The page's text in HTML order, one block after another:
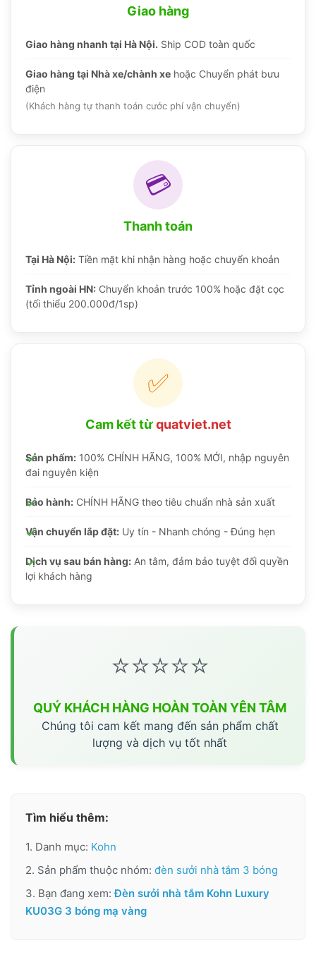
Giao hàng
Giao hàng nhanh tại Hà Nội. Ship COD toàn quốc
Giao hàng tại Nhà xe/chành xe hoặc Chuyển phát bưu
điện
(Khách hàng tự thanh toán cước phí vận chuyển)
💳
Thanh toán
Tại Hà Nội: Tiền mặt khi nhận hàng hoặc chuyển khoản
Tỉnh ngoài HN: Chuyển khoản trước 100% hoặc đặt cọc
(tối thiểu 200.000đ/1sp)
✅
Cam kết từquatviet.net
Sản phẩm: 100% CHÍNH HÃNG, 100% MỚI, nhập nguyên
đai nguyên kiện
Bảo hành: CHÍNH HÃNG theo tiêu chuẩn nhà sản xuất
Vận chuyển lắp đặt: Uy tín - Nhanh chóng - Đúng hẹn
Dịch vụ sau bán hàng: An tâm, đảm bảo tuyệt đối quyền
lợi khách hàng
⭐⭐⭐⭐⭐
QUÝ KHÁCH HÀNG HOÀN TOÀN YÊN TÂM
Chúng tôi cam kết mang đến sản phẩm chất
lượng và dịch vụ tốt nhất
Tìm hiểu thêm:
1. Danh mục: Kohn
2. Sản phẩm thuộc nhóm: đèn sưởi nhà tắm 3 bóng
3. Bạn đang xem:Đèn sưởi nhà tắm Kohn Luxury
KU03G 3 bóng mạ vàng